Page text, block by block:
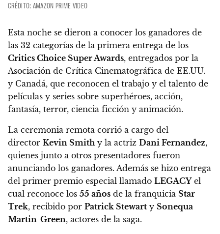
CRÉDITO: AMAZON PRIME VIDEO
Esta noche se dieron a conocer los ganadores de
las 32 categorías de la primera entrega de los
Critics Choice Super Awards, entregados por la
Asociación de Crítica Cinematográfica de EE.UU.
y Canadá, que reconocen el trabajo y el talento de
películas y series sobre superhéroes, acción,
fantasía, terror, ciencia ficción y animación.
La ceremonia remota corrió a cargo del
director Kevin Smith y la actriz Dani Fernandez,
quienes junto a otros presentadores fueron
anunciando los ganadores. Además se hizo entrega
del primer premio especial llamado LEGACYel
cual reconoce los 55 años de la franquicia Star
Trek, recibido por Patrick Stewart y Sonequa
Martin-Green, actores de la saga.